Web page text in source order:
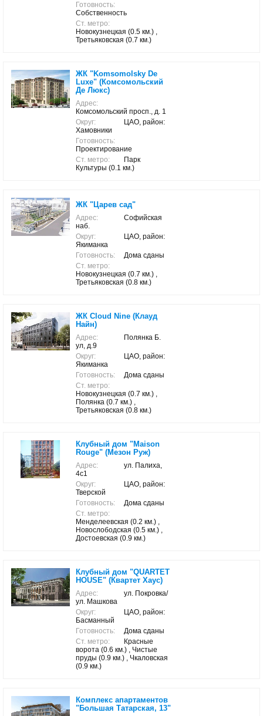
Готовность:
Собственность
Ст. метро:
Новокузнецкая (0.5 км.) ,
Третьяковская (0.7 км.)
ЖК "Komsomolsky De
Luxe" (Комсомольский
Де Люкс)
Адрес:
Комсомольский просп., д. 1
Округ:
ЦАО, район:
Хамовники
Готовность:
Проектирование
Ст. метро:
Парк
Культуры (0.1 км.)
ЖК "Царев сад"
Адрес:
Софийская
наб.
Округ:
ЦАО, район:
Якиманка
Готовность:
Дома сданы
Ст. метро:
Новокузнецкая (0.7 км.) ,
Третьяковская (0.8 км.)
ЖК Cloud Nine (Клауд
Найн)
Адрес:
Полянка Б.
ул, д.9
Округ:
ЦАО, район:
Якиманка
Готовность:
Дома сданы
Ст. метро:
Новокузнецкая (0.7 км.) ,
Полянка (0.7 км.) ,
Третьяковская (0.8 км.)
Клубный дом "Maison
Rouge" (Мезон Руж)
Адрес:
ул. Палиха,
4с1
Округ:
ЦАО, район:
Тверской
Готовность:
Дома сданы
Ст. метро:
Менделеевская (0.2 км.) ,
Новослободская (0.5 км.) ,
Достоевская (0.9 км.)
Клубный дом "QUARTET
HOUSE" (Квартет Хаус)
Адрес:
ул. Покровка/
ул. Машкова
Округ:
ЦАО, район:
Басманный
Готовность:
Дома сданы
Ст. метро:
Красные
ворота (0.6 км.) , Чистые
пруды (0.9 км.) , Чкаловская
(0.9 км.)
Комплекс апартаментов
"Большая Татарская, 13"